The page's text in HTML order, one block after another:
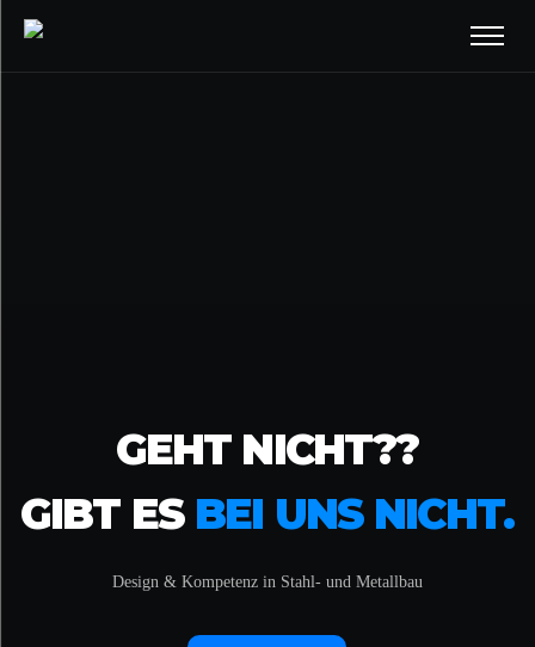
GEHT NICHT??
GIBT ES BEI UNS NICHT.
Design & Kompetenz in Stahl- und Metallbau